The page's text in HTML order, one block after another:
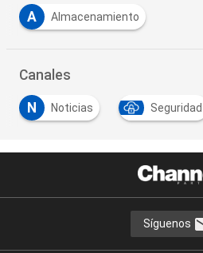
A Almacenamiento
Canales
N Noticias Seguridad
Síguenos